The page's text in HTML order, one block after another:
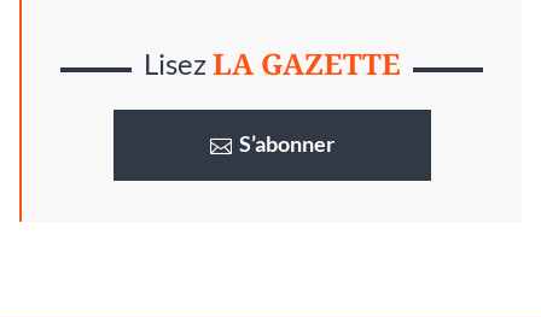
LisezLA GAZETTE
S’abonner